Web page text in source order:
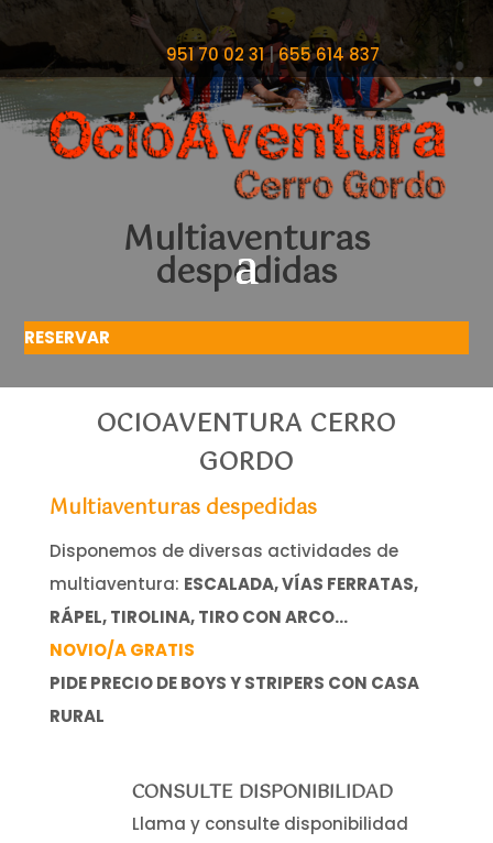
951 70 02 31|655 614 837
RESERVAR
Multiaventuras
despedidas
OCIOAVENTURA CERRO
GORDO
Multiaventuras despedidas
Disponemos de diversas actividades de
multiaventura: ESCALADA, VÍAS FERRATAS,
RÁPEL, TIROLINA, TIRO CON ARCO…
NOVIO/A GRATIS
PIDE PRECIO DE BOYS Y STRIPERS CON CASA
RURAL
CONSULTE DISPONIBILIDAD
Llama y consulte disponibilidad